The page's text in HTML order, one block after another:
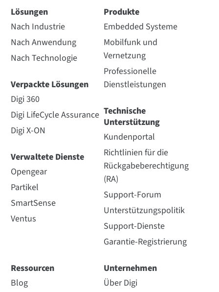
Lösungen
Nach Industrie
Nach Anwendung
Nach Technologie
Verpackte Lösungen
Digi 360
Digi LifeCycle Assurance
Digi X-ON
Verwaltete Dienste
Opengear
Partikel
SmartSense
Ventus
Produkte
Embedded Systeme
Mobilfunk und
Vernetzung
Professionelle
Dienstleistungen
Technische
Unterstützung
Kundenportal
Richtlinien für die
Rückgabeberechtigung
(RA)
Support-Forum
Unterstützungspolitik
Support-Dienste
Garantie-Registrierung
Ressourcen
Blog
Unternehmen
Über Digi